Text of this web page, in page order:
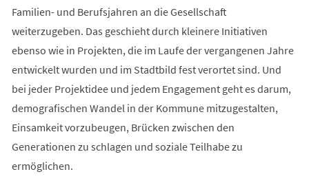
Familien- und Berufsjahren an die Gesellschaft
weiterzugeben. Das geschieht durch kleinere Initiativen
ebenso wie in Projekten, die im Laufe der vergangenen Jahre
entwickelt wurden und im Stadtbild fest verortet sind. Und
bei jeder Projektidee und jedem Engagement geht es darum,
demografischen Wandel in der Kommune mitzugestalten,
Einsamkeit vorzubeugen, Brücken zwischen den
Generationen zu schlagen und soziale Teilhabe zu
ermöglichen.